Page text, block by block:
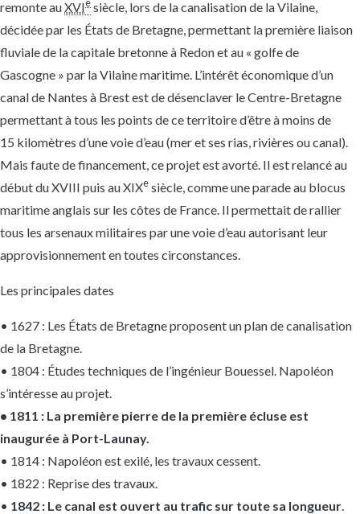
remonte auXVI siècle, lors de la canalisation de la Vilaine,
décidée par les États de Bretagne, permettant la première liaison
fluviale de la capitale bretonne à Redon et au « golfe de
Gascogne » par la Vilaine maritime. L’intérêt économique d’un
canal de Nantes à Brest est de désenclaver le Centre-Bretagne
permettant à tous les points de ce territoire d’être à moins de
15 kilomètres d’une voie d’eau (mer et ses rias, rivières ou canal).
Mais faute de financement, ce projet est avorté. Il est relancé au
début du XVIII puis au XIXesiècle, comme une parade au blocus
maritime anglais sur les côtes de France. Il permettait de rallier
tous les arsenaux militaires par une voie d’eau autorisant leur
approvisionnement en toutes circonstances.
Les principales dates
• 1627 : Les États de Bretagne proposent un plan de canalisation
de la Bretagne.
• 1804 : Études techniques de l’ingénieur Bouessel. Napoléon
s’intéresse au projet.
• 1811 : La première pierre de la première écluse est
inaugurée à Port-Launay.
• 1814 : Napoléon est exilé, les travaux cessent.
• 1822 : Reprise des travaux.
• 1842 : Le canal est ouvert au trafic sur toute sa longueur